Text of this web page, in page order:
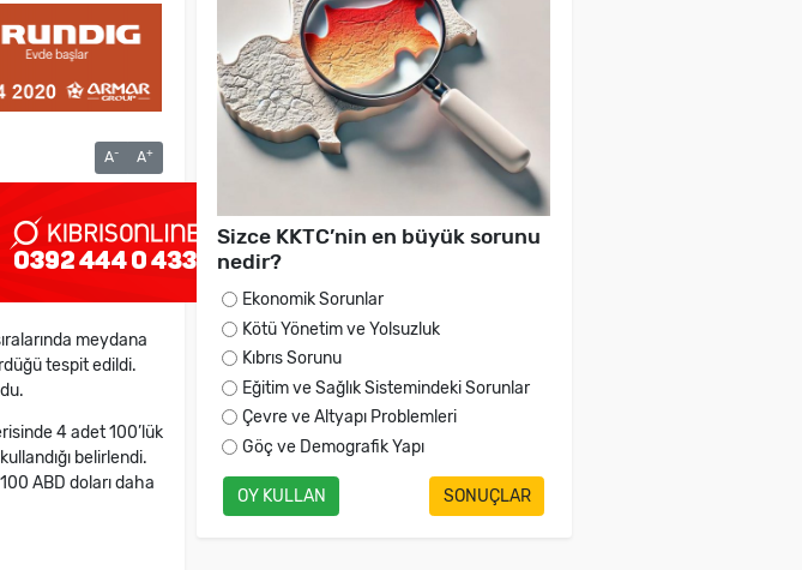
A- A+
meydana
tespit edildi.
4 adet 100’lük
belirlendi.
ABD doları daha
Sizce KKTC’nin en büyük sorunu
nedir?
Ekonomik Sorunlar
Kötü Yönetim ve Yolsuzluk
Kıbrıs Sorunu
Eğitim ve Sağlık Sistemindeki Sorunlar
Çevre ve Altyapı Problemleri
Göç ve Demografik Yapı
OY KULLAN SONUÇLAR